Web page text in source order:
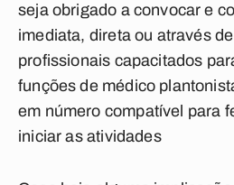
seja obrigado a convocar e
imediata, direta ou através
profissionais capacitados
funções de médico
em número compatível para
iniciar as atividades